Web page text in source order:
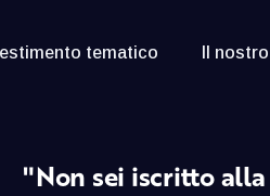
tematico Il
"Non sei iscritto